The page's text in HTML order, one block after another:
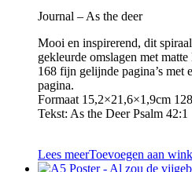
Journal – As the deer
Mooi en inspirerend, dit
gekleurde omslagen met
168 fijn gelijnde pagina’s met
pagina.
Formaat 15,2×21,6×1,9cm
Tekst: As the Deer Psalm 42:1
Lees meerToevoegen aan